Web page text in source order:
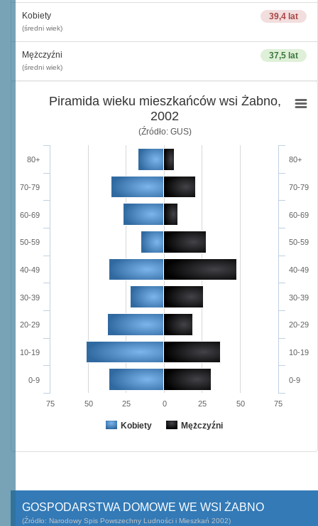
39,4 lat
Kobiety
(średni wiek)
37,5 lat
Mężczyźni
(średni wiek)
Piramida wieku mieszkańców wsi Żabno,
2002
(Źródło: GUS)
Kobiety Mężczyźni
0-9
10-19
20-29
30-39
40-49
50-59
60-69
70-79
80+
0-9
10-19
20-29
30-39
40-49
50-59
60-69
70-79
80+
0
75 50 25 25 50 75
GOSPODARSTWA DOMOWE WE WSI ŻABNO
(Źródło: Narodowy Spis Powszechny Ludności i Mieszkań 2002)